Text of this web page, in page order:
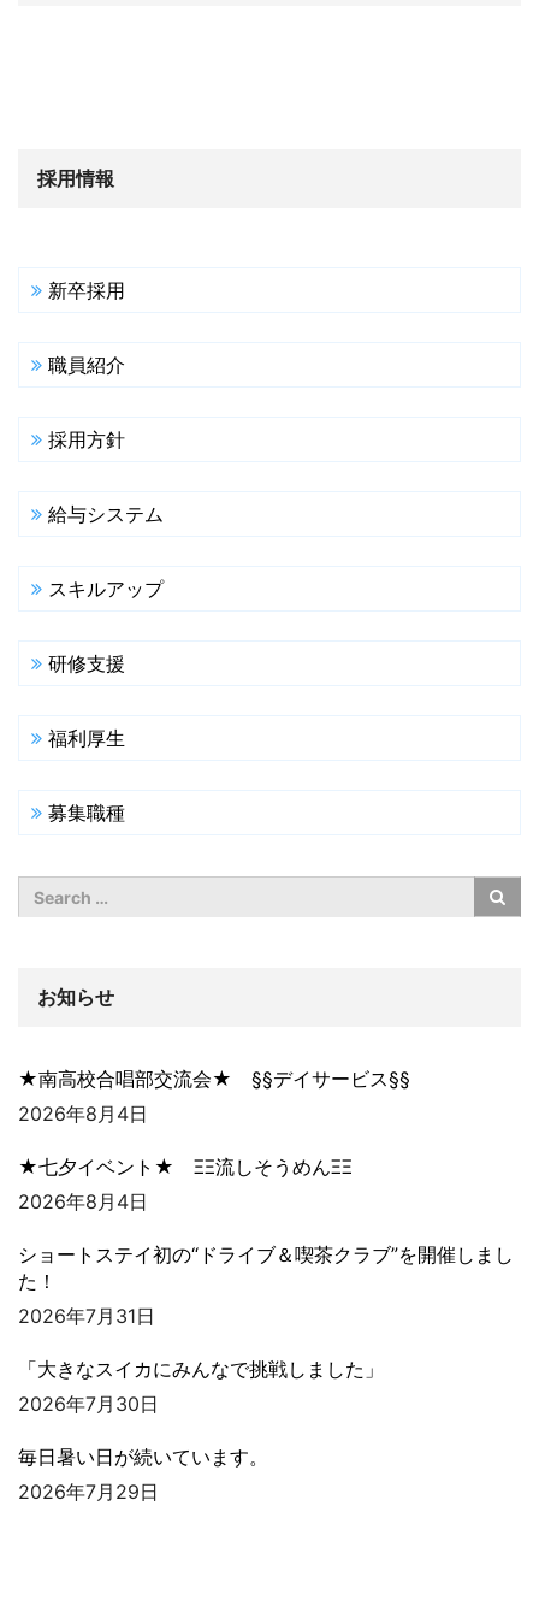
採用情報
新卒採用
職員紹介
採用方針
給与システム
スキルアップ
研修支援
福利厚生
募集職種
お知らせ
★南高校合唱部交流会★ §§デイサービス§§
2026年8月4日
★七夕イベント★ ΞΞ流しそうめんΞΞ
2026年8月4日
ショートステイ初の“ドライブ＆喫茶クラブ”を開催しまし
た！
2026年7月31日
「大きなスイカにみんなで挑戦しました」
2026年7月30日
毎日暑い日が続いています。
2026年7月29日